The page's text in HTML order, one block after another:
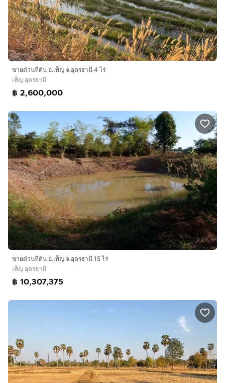
ขายด่วนที่ดิน อ.เพ็ญ จ.อุดรธานี 4 ไร่
เพ็ญ อุดรธานี
฿ 2,600,000
ขายด่วนที่ดิน อ.เพ็ญ จ.อุดรธานี 15 ไร่
เพ็ญ อุดรธานี
฿ 10,307,375